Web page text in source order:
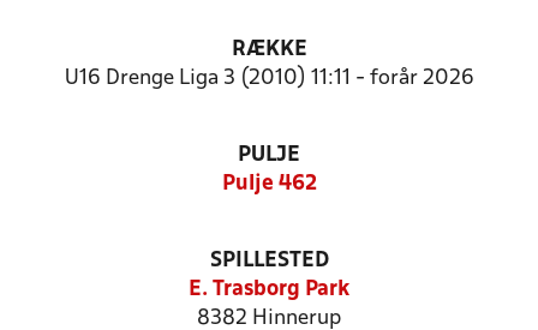
RÆKKE
U16 Drenge Liga 3 (2010) 11:11 - forår 2026
PULJE
Pulje 462
SPILLESTED
E. Trasborg Park
8382 Hinnerup